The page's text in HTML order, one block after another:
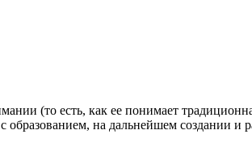
(то есть, как ее понимает
образованием, на дальнейшем создании